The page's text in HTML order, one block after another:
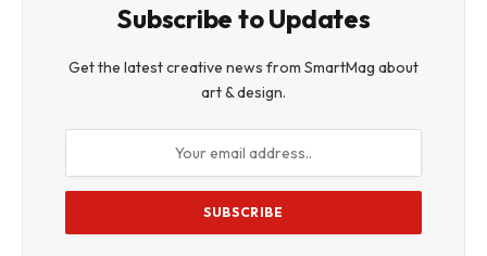
Subscribe to Updates
Get the latest creative news from SmartMag about
art & design.